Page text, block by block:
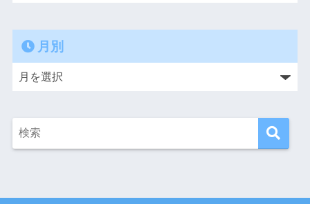
月別